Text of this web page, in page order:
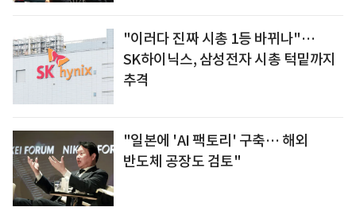
"이러다 진짜 시총 1등 바뀌나"…
SK하이닉스, 삼성전자 시총 턱밑까지
추격
"일본에 'AI 팩토리' 구축… 해외
반도체 공장도 검토"